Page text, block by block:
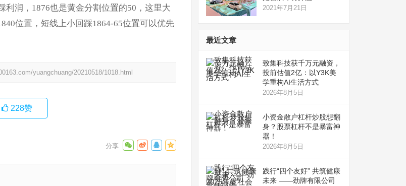
润，1876也是黄金分割位置的50，这里大
位置，短线上小回踩1864-65位置可以优先
yuangchuang/20210518/1018.html
228赞
2021年7月21日
最近文章
致集科技获千万元融资，
投前估值2亿：以Y3K美
学重构AI生活方式
2026年8月5日
小资金散户杠杆炒股想翻
身？股票杠杆不是暴富神
器！
2026年8月5日
践行“四个友好” 共筑健康
未来 ——劲牌有限公司